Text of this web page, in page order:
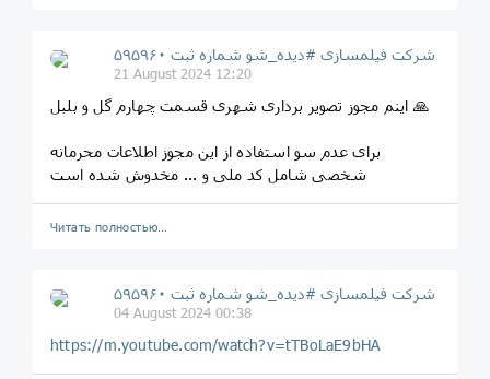
شرکت فیلمسازی #دیده_شو شماره ثبت ۵۹۵۹۶۰
21 August 2024 12:20
اینم مجوز تصویر برداری شهری قسمت چهارم گل و بلبل 🙏
برای عدم سو استفاده از این مجوز اطلاعات محرمانه
شخصی شامل کد ملی و ... مخدوش شده است
Читать полностью…
شرکت فیلمسازی #دیده_شو شماره ثبت ۵۹۵۹۶۰
04 August 2024 00:38
https://m.youtube.com/watch?v=tTBoLaE9bHA